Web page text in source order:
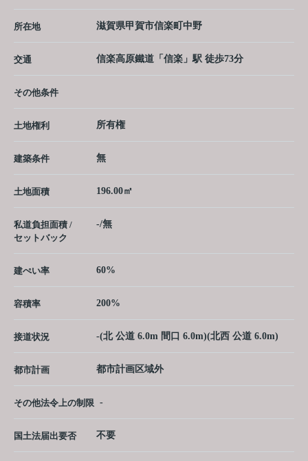
所在地 滋賀県甲賀市信楽町中野
交通 信楽高原鐵道 「 信楽 」駅 徒歩73分
その他条件
土地権利 所有権
建築条件 無
土地面積 196.00㎡
私道負担面積 /
セットバック
-/無
建ぺい率 60%
容積率 200%
接道状況 -(北 公道 6.0m 間口 6.0m)(北西 公道 6.0m)
都市計画 都市計画区域外
その他法令上の制限 -
国土法届出要否 不要